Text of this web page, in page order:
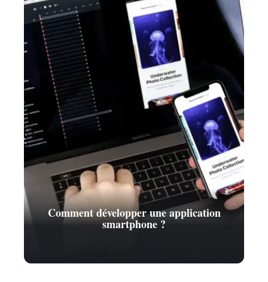
Comment développer une application
smartphone ?